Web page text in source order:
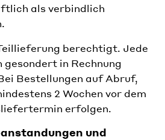
als verbindlich
berechtigt. Jede
in Rechnung
Bestellungen auf Abruf,
2 Wochen vor dem
erfolgen.
und